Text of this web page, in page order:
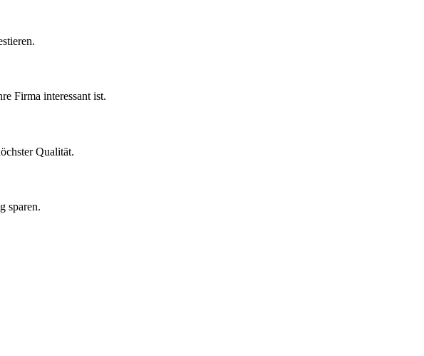
Firma interessant ist.
Qualität.
sparen.